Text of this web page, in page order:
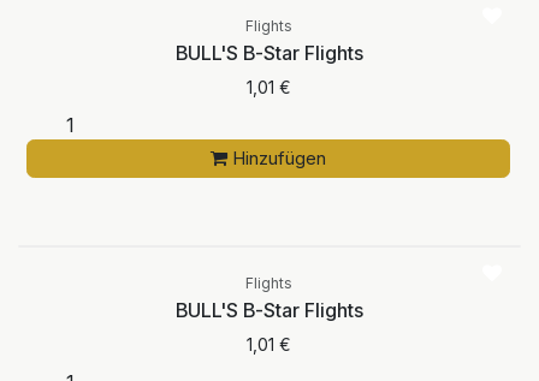
Flights
BULL'S B-Star Flights
1,01 €
Hinzufügen
Flights
BULL'S B-Star Flights
1,01 €